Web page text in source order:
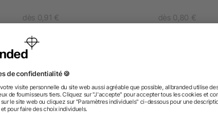
dès 0,91 € dès 0,80 €
des questions ? Nous avons les